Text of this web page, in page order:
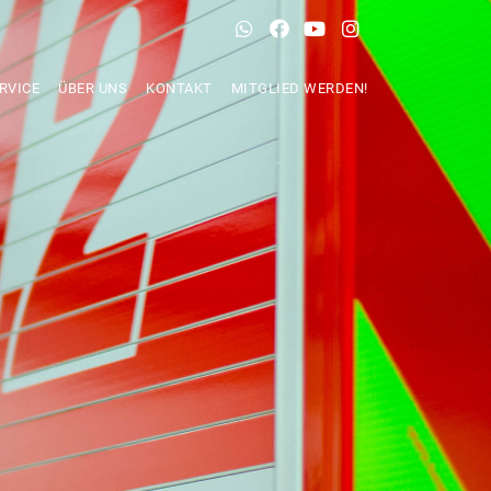
ÜBER UNS KONTAKT MITGLIED WERDEN!